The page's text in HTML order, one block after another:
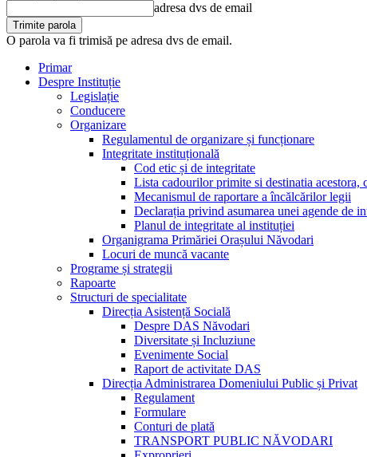
adresa dvs de email
O parola va fi trimisă pe adresa dvs de email.
Primar
Despre Instituție
Legislație
Conducere
Organizare
Regulamentul de organizare și funcționare
Integritate instituțională
Cod etic și de integritate
Lista cadourilor primite si destinatia
Mecanismul de raportare a încălcărilor legii
Declarația privind asumarea unei agende de
Planul de integritate al instituției
Organigrama Primăriei Orașului Năvodari
Locuri de muncă vacante
Programe și strategii
Rapoarte
Structuri de specialitate
Direcția Asistență Socială
Despre DAS Năvodari
Diversitate și Incluziune
Evenimente Social
Raport de activitate DAS
Direcția Administrarea Domeniului Public și Privat
Regulament
Formulare
Conturi de plată
TRANSPORT PUBLIC NĂVODARI